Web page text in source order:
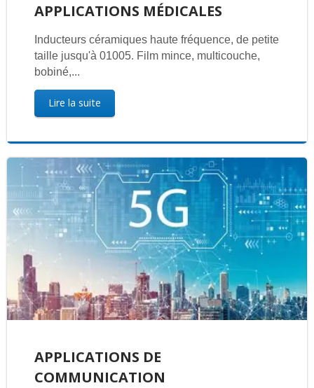
APPLICATIONS MÉDICALES
Inducteurs céramiques haute fréquence, de petite
taille jusqu'à 01005. Film mince, multicouche,
bobiné,...
Lire la suite
APPLICATIONS DE
COMMUNICATION